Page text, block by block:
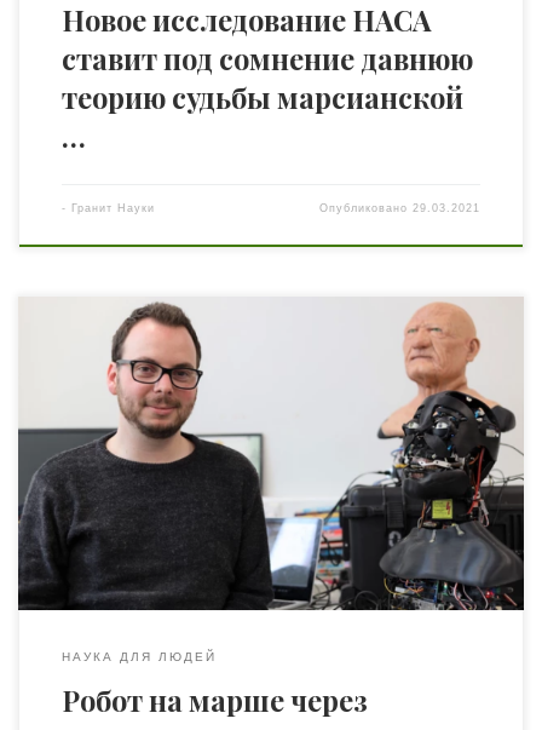
Новое исследование НАСА
ставит под сомнение давнюю
теорию судьбы марсианской
…
- Гранит Науки Опубликовано29.03.2021
Что такое зловещая долина (uncanny valley)? Это
психологическая точка, в которой такие вещи, как
гуманоидные роботы и персонажи компьютерной
графики, начинают вызывать у нас жуткое ощущение.
Причина этого в том, что они не идеальные
репрезентации людей – и никогда таковыми не станут.
Поэтому роботы вызывают у нас чувства ужаса,
беспокойства […]
НАУКА ДЛЯ ЛЮДЕЙ
Робот на марше через